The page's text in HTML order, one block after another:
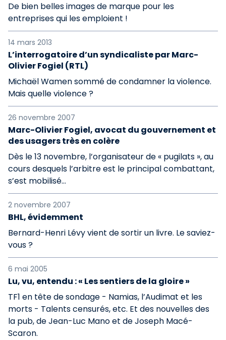
De bien belles images de marque pour les
entreprises qui les emploient !
14 mars 2013
L’interrogatoire d’un syndicaliste par Marc-
Olivier Fogiel (RTL)
Michaël Wamen sommé de condamner la violence.
Mais quelle violence ?
26 novembre 2007
Marc-Olivier Fogiel, avocat du gouvernement et
des usagers très en colère
Dès le 13 novembre, l’organisateur de « pugilats », au
cours desquels l’arbitre est le principal combattant,
s’est mobilisé…
2 novembre 2007
BHL, évidemment
Bernard-Henri Lévy vient de sortir un livre. Le saviez-
vous ?
6 mai 2005
Lu, vu, entendu : « Les sentiers de la gloire »
TF1 en tête de sondage - Namias, l’Audimat et les
morts - Talents censurés, etc. Et des nouvelles des
la pub, de Jean-Luc Mano et de Joseph Macé-
Scaron.